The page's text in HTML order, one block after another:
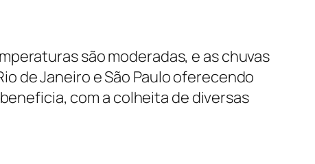
são moderadas, e as chuvas
de Janeiro e São Paulo oferecendo
com a colheita de diversas